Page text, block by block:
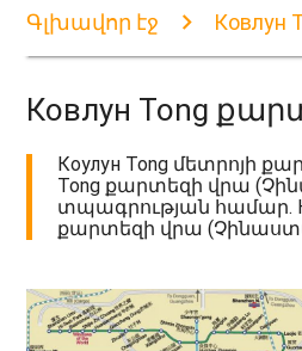
Գլխավոր էջ Ковлун
Ковлун Tong
Коулун Tong մետրոյի
Tong քարտեզի վրա
տպագրության համար.
քարտեզի վրա